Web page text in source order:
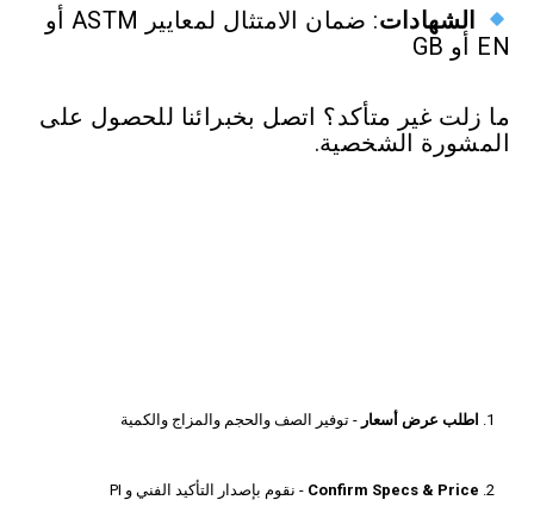
الشهادات
: ضمان الامتثال لمعايير ASTM أو
EN أو GB
ما زلت غير متأكد؟ اتصل بخبرائنا للحصول على
المشورة الشخصية.
اطلب عرض أسعار - توفير الصف والحجم والمزاج والكمية
Confirm Specs & Price - نقوم بإصدار التأكيد الفني و PI